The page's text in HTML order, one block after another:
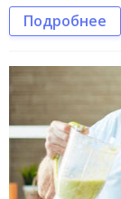
Подробнее